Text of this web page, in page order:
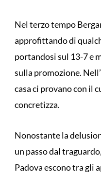
Nel terzo tempo
approfittando di
portandosi sul 13-7 e
sulla promozione.
casa ci provano con il
concretizza.
Nonostante la
un passo dal
Padova escono tra gli